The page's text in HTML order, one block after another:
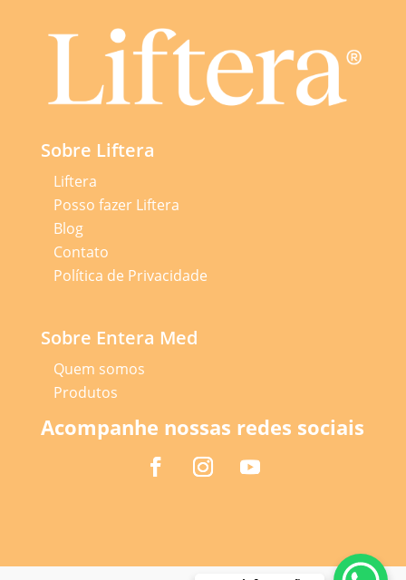
Sobre Liftera
Liftera
Posso fazer Liftera
Blog
Contato
Política de Privacidade
Sobre Entera Med
Quem somos
Produtos
Acompanhe nossas redes sociais